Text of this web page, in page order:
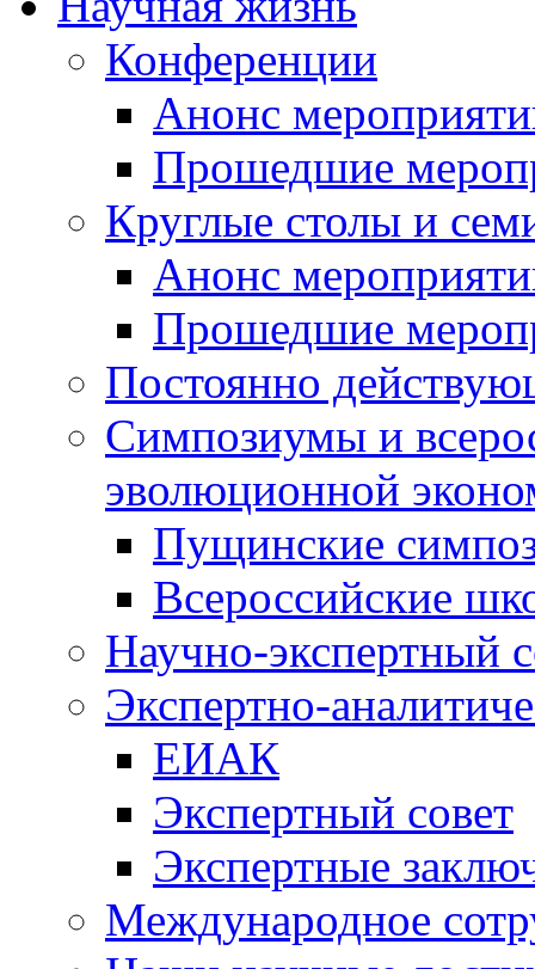
Конференции
Анонс
Прошедшие
Круглые столы и
Анонс
Прошедшие
Постоянно
Симпозиумы и
эволюционной
Пущинские
Всероссийские
Научно-экспертный
Экспертно-
ЕИАК
Экспертный совет
Экспертные
Международное